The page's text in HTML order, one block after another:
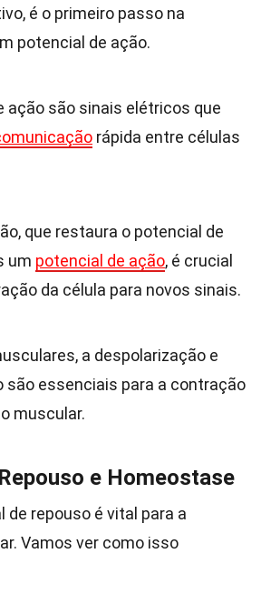
é o primeiro passo na
potencial de ação.
ação são sinais elétricos que
rápida entre células
que restaura o potencial de
um potencial de ação, é crucial
da célula para novos sinais.
a despolarização e
são essenciais para a contração
muscular.
e Homeostase
de repouso é vital para a
Vamos ver como isso